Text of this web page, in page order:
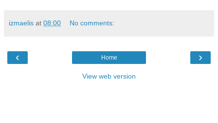
izmaelis at 08:00 No comments:
‹ ›
Home
View web version